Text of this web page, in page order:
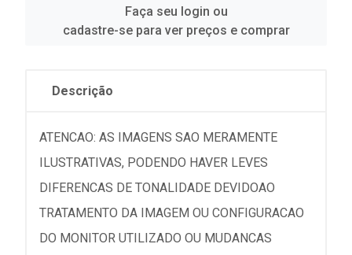
Faça seu login ou
cadastre-se para ver preços e comprar
Descrição
ATENCAO: AS IMAGENS SAO MERAMENTE
ILUSTRATIVAS, PODENDO HAVER LEVES
DIFERENCAS DE TONALIDADE DEVIDOAO
TRATAMENTO DA IMAGEM OU CONFIGURACAO
DO MONITOR UTILIZADO OU MUDANCAS